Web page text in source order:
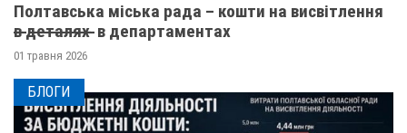
Полтавська міська рада – кошти на висвітлення
в̶ ̶д̶е̶т̶а̶л̶я̶х̶ ̶ в департаментах
01 травня 2026
БЛОГИ